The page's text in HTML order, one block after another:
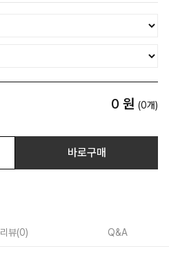
0 원 (0개)
바로구매
리뷰(0) Q&A